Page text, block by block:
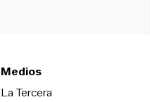
Medios
La TerceraOpens in new